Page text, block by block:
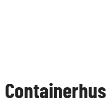
Containerhus